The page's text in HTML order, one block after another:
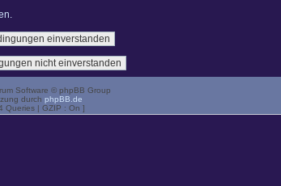
Software © phpBB Group
durch phpBB.de
Queries | GZIP : On ]